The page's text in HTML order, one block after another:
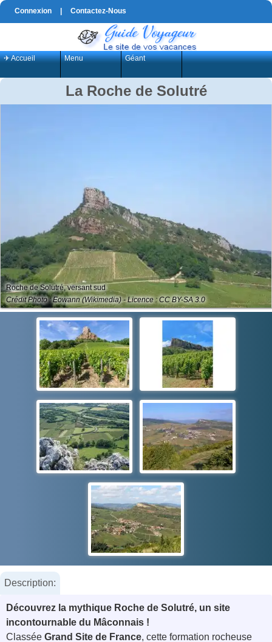
Connexion Contactez-Nous
✈ Accueil Menu Géant
La Roche de Solutré
Roche de Solutré, versant sud
Crédit Photo : Eowann (Wikimedia) - Licence : CC BY-SA 3.0
Description:
Découvrez la mythique Roche de Solutré, un site
incontournable du Mâconnais !
Classée Grand Site de France, cette formation rocheuse